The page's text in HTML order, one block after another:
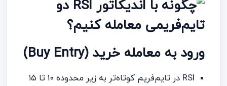
ورود به معامله خرید (Buy Entry)
RSI در تایم‌فریم کوتاه‌تر به زیر محدوده ۱۰ تا ۱۵